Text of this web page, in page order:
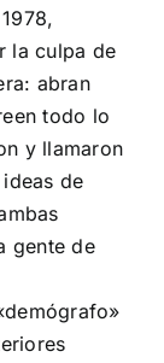
la culpa de
abran
todo lo
y llamaron
de
gente de